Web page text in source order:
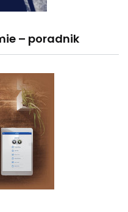
– poradnik